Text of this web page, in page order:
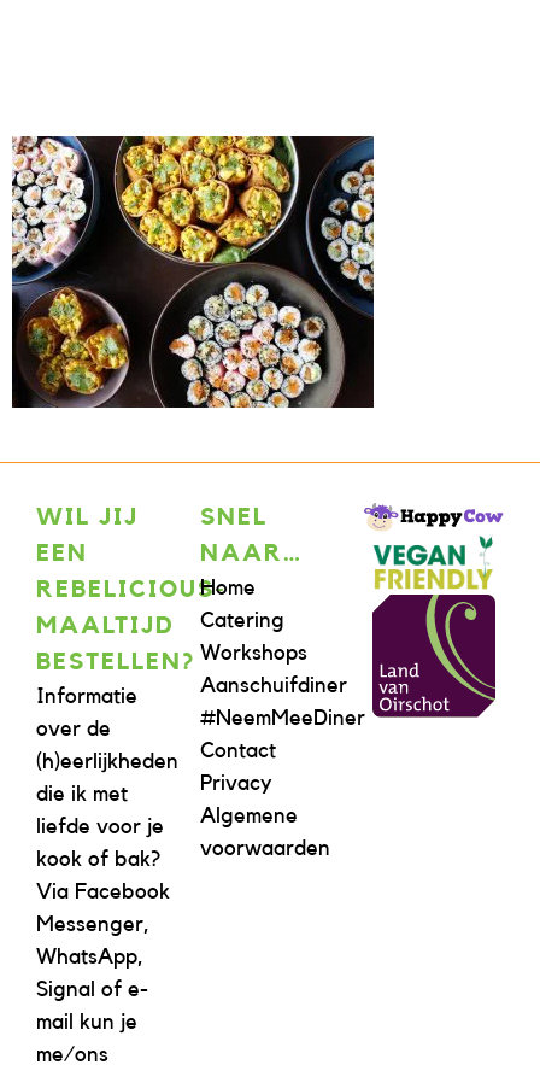
WIL JIJ
EEN
REBELICIOUS-
MAALTIJD
BESTELLEN?
Informatie
over de
(h)eerlijkheden
die ik met
liefde voor je
kook of bak?
Via Facebook
Messenger,
WhatsApp,
Signal of e-
mail kun je
me/ons
SNEL
NAAR…
Home
Catering
Workshops
Aanschuifdiner
#NeemMeeDiner
Contact
Privacy
Algemene
voorwaarden